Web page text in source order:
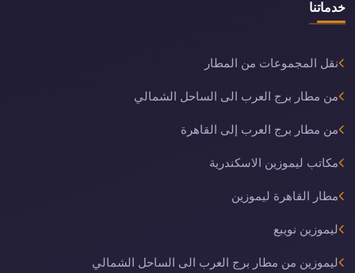
خدماتنا
نقل المجموعات من المطار
من مطار برج العرب الى الساحل الشمالي
من مطار برج العرب إلى القاهرة
مكاتب ليموزين الاسكندرية
مطار القاهرة ليموزين
ليموزين نويبع
ليموزين من مطار برج العرب الى الساحل الشمالي